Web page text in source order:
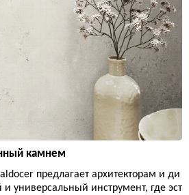
камнем
предлагает архитекторам и ди
универсальный инструмент, где эст